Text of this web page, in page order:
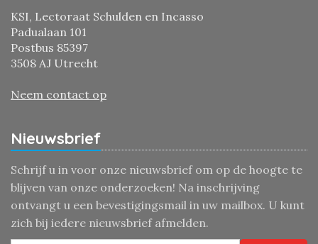
KSI, Lectoraat Schulden en Incasso
Padualaan 101
Postbus 85397
3508 AJ Utrecht
Neem contact op
Nieuwsbrief
Schrijf u in voor onze nieuwsbrief om op de hoogte te
blijven van onze onderzoeken! Na inschrijving
ontvangt u een bevestigingsmail in uw mailbox. U kunt
zich bij iedere nieuwsbrief afmelden.